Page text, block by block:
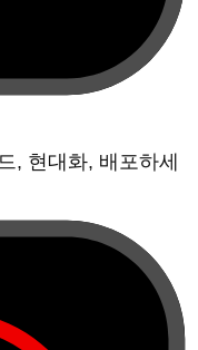
, 현대화, 배포하세